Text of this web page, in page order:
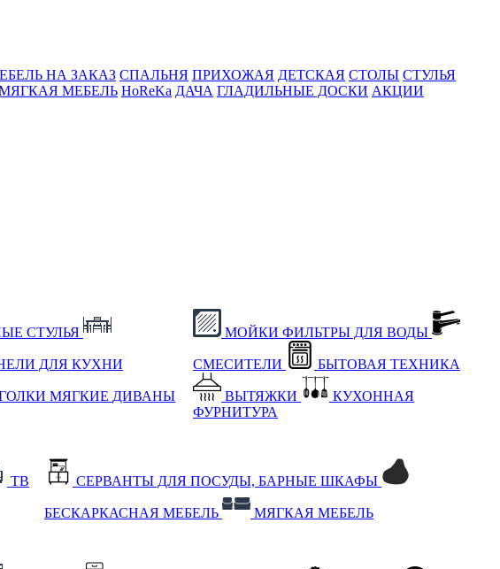
НА ЗАКАЗ СПАЛЬНЯ ПРИХОЖАЯ ДЕТСКАЯ СТОЛЫ СТУЛЬЯ
МЕБЕЛЬ HoReKa ДАЧА ГЛАДИЛЬНЫЕ ДОСКИ АКЦИИ
СТУЛЬЯ
ДЛЯ КУХНИ
МЯГКИЕ ДИВАНЫ
МОЙКИ ФИЛЬТРЫ ДЛЯ ВОДЫ
СМЕСИТЕЛИ БЫТОВАЯ ТЕХНИКА
ВЫТЯЖКИ
КУХОННАЯ
ФУРНИТУРА
ТВ СЕРВАНТЫ ДЛЯ ПОСУДЫ, БАРНЫЕ ШКАФЫ
БЕСКАРКАСНАЯ МЕБЕЛЬ МЯГКАЯ МЕБЕЛЬ